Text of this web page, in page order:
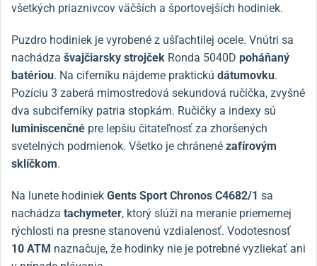
všetkých priaznivcov väčších a športovejších hodiniek.
Puzdro hodiniek je vyrobené z ušľachtilej ocele. Vnútri sa
nachádza švajčiarsky strojček Ronda 5040D poháňaný
batériou. Na ciferníku nájdeme praktickú dátumovku.
Pozíciu 3 zaberá mimostredová sekundová ručička, zvyšné
dva subciferníky patria stopkám. Ručičky a indexy sú
luminiscenčné pre lepšiu čitateľnosť za zhoršených
svetelných podmienok. Všetko je chránené zafírovým
sklíčkom.
Na lunete hodiniek Gents Sport Chronos C4682/1 sa
nachádza tachymeter, ktorý slúži na meranie priemernej
rýchlosti na presne stanovenú vzdialenosť. Vodotesnosť
10 ATM naznačuje, že hodinky nie je potrebné vyzliekať ani